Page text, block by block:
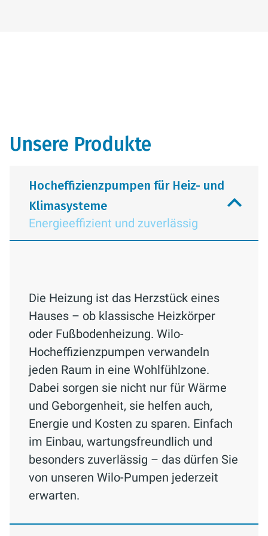
Unsere Produkte
Hocheffizienzpumpen für Heiz- und
Klimasysteme
Energieeffizient und zuverlässig
Die Heizung ist das Herzstück eines
Hauses – ob klassische Heizkörper
oder Fußbodenheizung. Wilo-
Hocheffizienzpumpen verwandeln
jeden Raum in eine Wohlfühlzone.
Dabei sorgen sie nicht nur für Wärme
und Geborgenheit, sie helfen auch,
Energie und Kosten zu sparen. Einfach
im Einbau, wartungsfreundlich und
besonders zuverlässig – das dürfen Sie
von unseren Wilo-Pumpen jederzeit
erwarten.